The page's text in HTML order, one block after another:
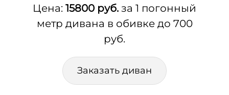
Цена: 15800 руб. за 1 погонный
метр дивана в обивке до 700
руб.
Заказать диван